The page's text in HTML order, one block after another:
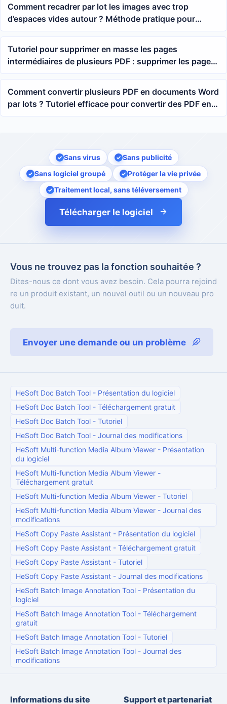
Comment recadrer par lot les images avec trop
d’espaces vides autour ? Méthode pratique pour
supprimer les marges en un clic
Tutoriel pour supprimer en masse les pages
intermédiaires de plusieurs PDF : supprimer les pages
2 à 3 par plage de pages
Comment convertir plusieurs PDF en documents Word
par lots ? Tutoriel efficace pour convertir des PDF en
DOCX
Sans virus
Sans publicité
Sans logiciel groupé
Protéger la vie privée
Traitement local, sans téléversement
Télécharger le logiciel
Vous ne trouvez pas la fonction souhaitée ?
Dites-nous ce dont vous avez besoin. Cela pourra rejoind
re un produit existant, un nouvel outil ou un nouveau pro
duit.
Envoyer une demande ou un problème
HeSoft Doc Batch Tool - Présentation du logiciel
HeSoft Doc Batch Tool - Téléchargement gratuit
HeSoft Doc Batch Tool - Tutoriel
HeSoft Doc Batch Tool - Journal des modifications
HeSoft Multi-function Media Album Viewer - Présentation
du logiciel
HeSoft Multi-function Media Album Viewer -
Téléchargement gratuit
HeSoft Multi-function Media Album Viewer - Tutoriel
HeSoft Multi-function Media Album Viewer - Journal des
modifications
HeSoft Copy Paste Assistant - Présentation du logiciel
HeSoft Copy Paste Assistant - Téléchargement gratuit
HeSoft Copy Paste Assistant - Tutoriel
HeSoft Copy Paste Assistant - Journal des modifications
HeSoft Batch Image Annotation Tool - Présentation du
logiciel
HeSoft Batch Image Annotation Tool - Téléchargement
gratuit
HeSoft Batch Image Annotation Tool - Tutoriel
HeSoft Batch Image Annotation Tool - Journal des
modifications
Informations du site Support et partenariat